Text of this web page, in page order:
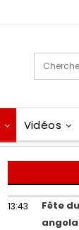
Vidéos
13:43
Fête